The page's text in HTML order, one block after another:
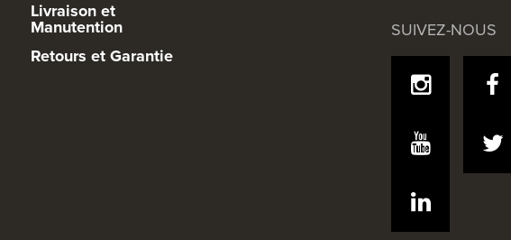
Livraison et
Manutention
Retours et Garantie
SUIVEZ-NOUS